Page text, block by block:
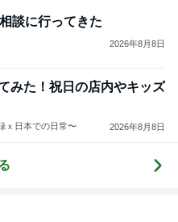
談に行ってきた
2026年8月8日
みた！祝日の店内やキッズ
ｘ日本での日常〜 2026年8月8日